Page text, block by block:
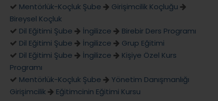
Mentörlük-Koçluk Şube
Girişimcilik Koçluğu
Bireysel Koçluk
Dil Eğitimi Şube
İngilizce
Birebir Ders Programı
Dil Eğitimi Şube
İngilizce
Grup Eğitimi
Dil Eğitimi Şube
İngilizce
Kişiye Özel Kurs
Programı
Mentörlük-Koçluk Şube
Yönetim Danışmanlığı
Girişimcilik
Eğitimcinin Eğitimi Kursu